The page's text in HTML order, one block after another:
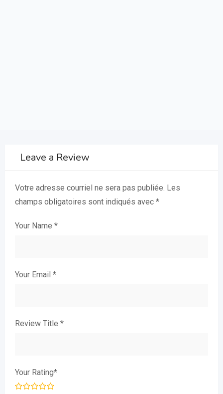
Leave a Review
Votre adresse courriel ne sera pas publiée. Les
champs obligatoires sont indiqués avec *
Your Name *
Your Email *
Review Title *
Your Rating*